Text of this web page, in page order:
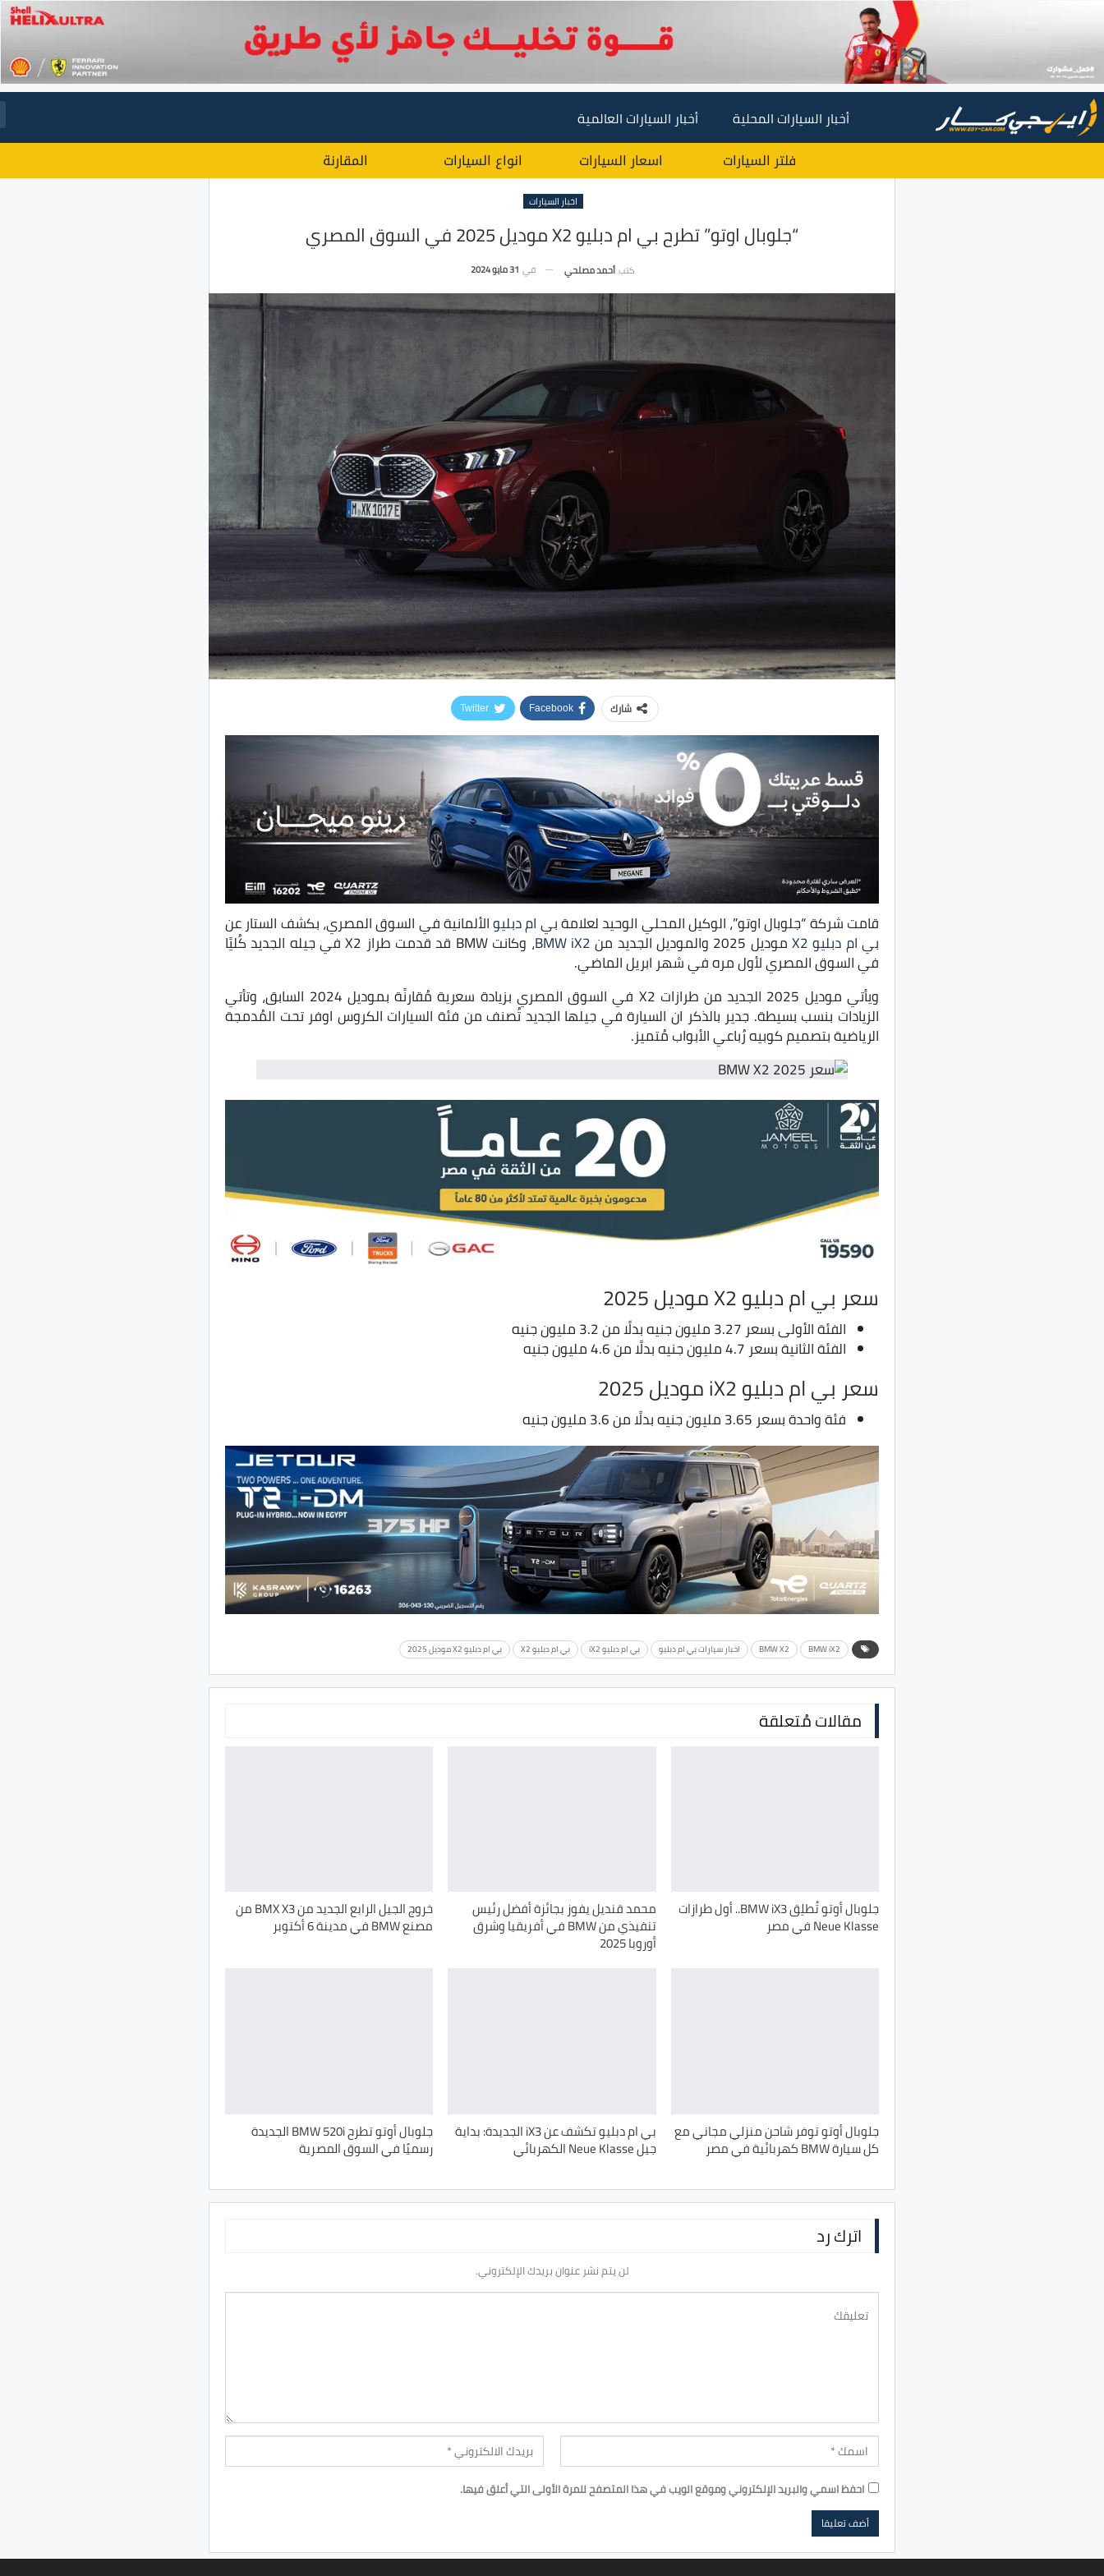
أخبار السيارات المحلية أخبار السيارات العالمية
فلتر السيارات اسعار السيارات انواع السيارات المقارنة
اخبار السيارات
“جلوبال اوتو” تطرح بي ام دبليو X2 موديل 2025 في السوق المصري
كتب أحمد مصلحي في 31 مايو 2024
شارك Facebook
Twitter
قامت شركة “جلوبال اوتو”، الوكيل المحلي الوحيد لعلامةبي ام دبليوالألمانية في السوق المصري، بكشف الستار عن
بي ام دبليو X2 موديل 2025 والموديل الجديد من BMW iX2 ، وكانت BMW قد قدمت طراز X2 في جيله الجديد كُليًا
في السوق المصري لأول مره في شهر ابريل الماضي.
ويأتي موديل 2025 الجديد من طرازات X2 في السوق المصري بزيادة سعرية مُقارنًة بموديل 2024 السابق، وتأتي
الزيادات بنسب بسيطة. جدير بالذكر ان السيارة في جيلها الجديد تُصنف من فئة السيارات الكروس اوفر تحت المُدمجة
الرياضية بتصميم كوبيه رُباعي الأبواب مُتميز.
سعر بي ام دبليو X2 موديل 2025
الفئة الأولى بسعر 3.27 مليون جنيه بدلًا من 3.2 مليون جنيه
الفئة الثانية بسعر 4.7 مليون جنيه بدلًا من 4.6 مليون جنيه
سعر بي ام دبليو iX2 موديل 2025
فئة واحدة بسعر 3.65 مليون جنيه بدلًا من 3.6 مليون جنيه
BMW iX2
BMW X2 اخبار سيارات بي ام دبليو بي ام دبليو iX2 بي ام دبليو X2 بي ام دبليو X2 موديل 2025
مقالات مُتعلقة
جلوبال أوتو تُطلِق BMW iX3.. أول طرازات
Neue Klasse في مصر
محمد قنديل يفوز بجائزة أفضل رئيس
تنفيذي من BMW في أفريقيا وشرق
أوروبا 2025
خروج الجيل الرابع الجديد من BMX X3 من
مصنع BMW في مدينة 6 أكتوبر
جلوبال أوتو توفر شاحن منزلي مجاني مع
كل سيارة BMW كهربائية في مصر
بي ام دبليو تكشف عن iX3 الجديدة: بداية
جيل Neue Klasse الكهربائي
جلوبال أوتو تطرح BMW 520i الجديدة
رسميًا في السوق المصرية
اترك رد
لن يتم نشر عنوان بريدك الإلكتروني.
احفظ اسمي والبريد الإلكتروني وموقع الويب في هذا المتصفح للمرة الأولى التي أعلق فيها.